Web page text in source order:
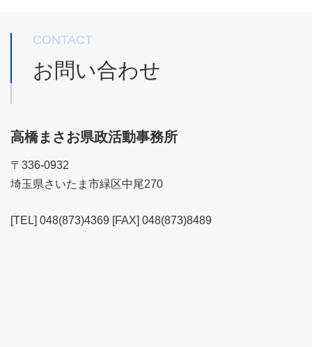
CONTACT
お問い合わせ
高橋まさお県政活動事務所
〒336-0932
埼玉県さいたま市緑区中尾270
[TEL] 048(873)4369 [FAX] 048(873)8489